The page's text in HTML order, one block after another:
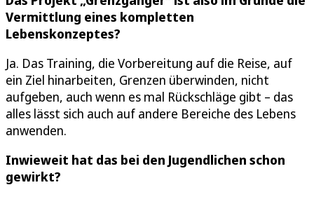
Vermittlung eines kompletten
Lebenskonzeptes?
Ja. Das Training, die Vorbereitung auf die Reise, auf
ein Ziel hinarbeiten, Grenzen überwinden, nicht
aufgeben, auch wenn es mal Rückschläge gibt – das
alles lässt sich auch auf andere Bereiche des Lebens
anwenden.
Inwieweit hat das bei den Jugendlichen schon
gewirkt?